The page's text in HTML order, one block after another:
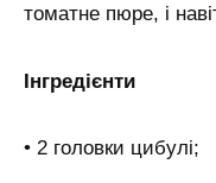
томатне пюре, і
Інгредієнти
• 2 головки цибулі;